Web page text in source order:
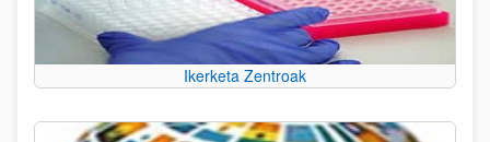
Ikerketa Zentroak